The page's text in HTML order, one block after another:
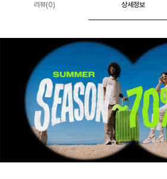
리뷰(0) 상세정보